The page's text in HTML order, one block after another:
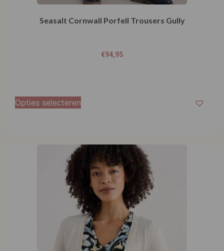
Seasalt Cornwall Porfell Trousers Gully
€94,95
Opties selecteren